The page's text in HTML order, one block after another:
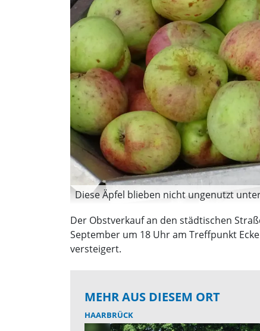
Diese Äpfel blieben nicht ungenutzt
Der Obstverkauf an den städtischen
September um 18 Uhr am Treffpunkt
versteigert.
MEHR AUS DIESEM ORT
HAARBRÜCK